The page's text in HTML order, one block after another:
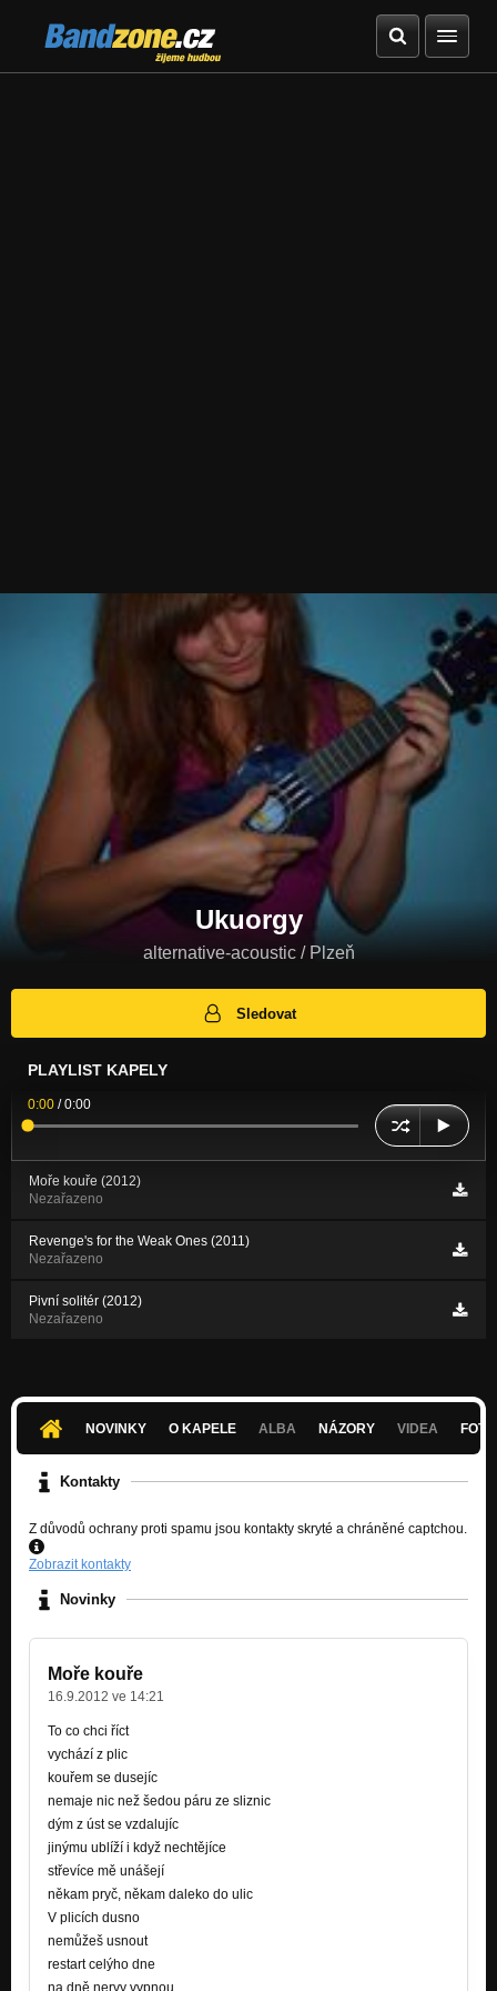
Bandzone.cz
žijeme hudbou
Ukuorgy
alternative-acoustic / Plzeň
Sledovat
PLAYLIST KAPELY
0:00 /0:00
Moře kouře (2012)
Nezařazeno
Revenge's for the Weak Ones (2011)
Nezařazeno
Pivní solitér (2012)
Nezařazeno
NOVINKY O KAPELE ALBA NÁZORY VIDEA
Kontakty
Z důvodů ochrany proti spamu jsou kontakty skryté a chráněné captchou.
Zobrazit kontakty
Novinky
Moře kouře
16.9.2012 ve 14:21
To co chci říct
vychází z plic
kouřem se dusejíc
nemaje nic než šedou páru ze sliznic
dým z úst se vzdalujíc
jinýmu ublíží i když nechtějíce
střevíce mě unášejí
někam pryč, někam daleko do ulic
V plicích dusno
nemůžeš usnout
restart celýho dne
na dně nervy vypnou